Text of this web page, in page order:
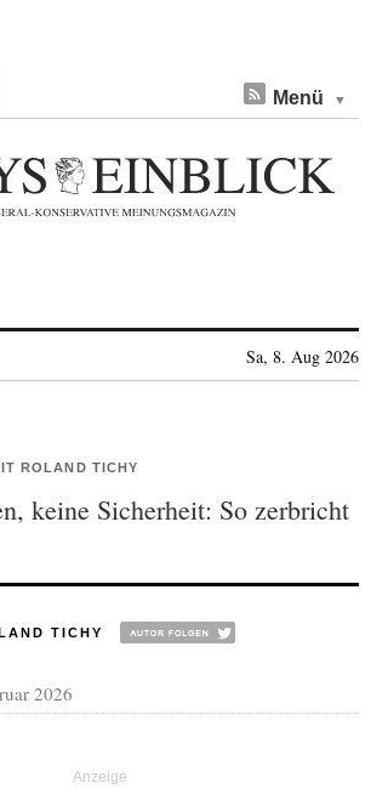
Menü
Sa, 8. Aug 2026
ROLAND TICHY
keine Sicherheit: So zerbricht
TICHY
2026